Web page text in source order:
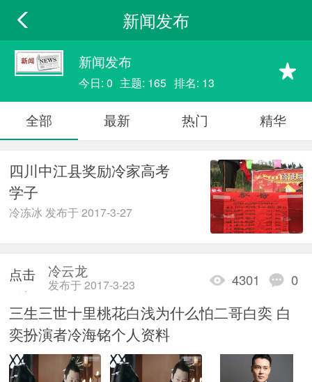
新闻发布
新闻发布
今日: 0 主题: 165 排名: 13
全部 最新 热门 精华
四川中江县奖励冷家高考
学子
冷冻冰 发布于 2017-3-27
点击
重新
加载
4301 0
冷云龙
发布于 2017-3-23
三生三世十里桃花白浅为什么怕二哥白奕 白
奕扮演者冷海铭个人资料